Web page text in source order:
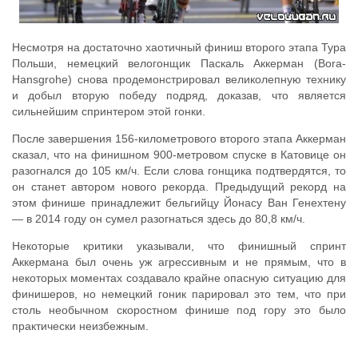
Несмотря на достаточно хаотичный финиш второго этапа Тура
Польши, немецкий велогонщик Паскаль Аккерман (Bora-
Hansgrohe) снова продемонстрировал великолепную технику
и добыл вторую победу подряд, доказав, что является
сильнейшим спринтером этой гонки.
После завершения 156-километрового второго этапа Аккерман
сказал, что на финишном 900-метровом спуске в Катовице он
разогнался до 105 км/ч. Если слова гонщика подтвердятся, то
он станет автором нового рекорда. Предыдущий рекорд на
этом финише принадлежит бельгийцу Йонасу Ван Генехтену
— в 2014 году он сумел разогнаться здесь до 80,8 км/ч.
Некоторые критики указывали, что финишный спринт
Аккермана был очень уж агрессивным и не прямым, что в
некоторых моментах создавало крайне опасную ситуацию для
финишеров, но немецкий гоник парировал это тем, что при
столь необычном скоростном финише под гору это было
практически неизбежным.